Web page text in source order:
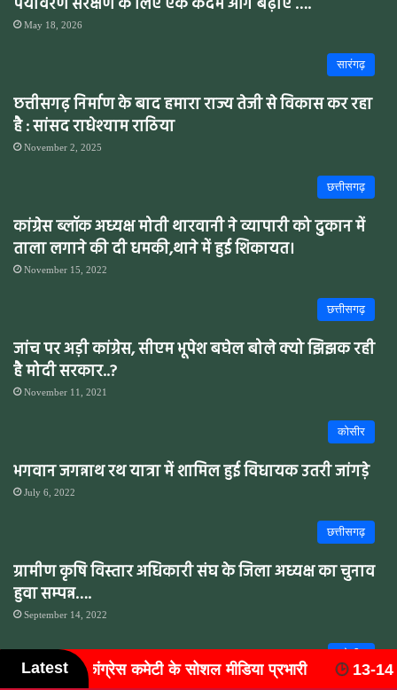
May 18, 2026
सारंगढ़
छत्तीसगढ़ निर्माण के बाद हमारा राज्य तेजी से विकास कर रहा
है : सांसद राधेश्याम राठिया
November 2, 2025
छत्तीसगढ़
कांग्रेस ब्लॉक अध्यक्ष मोती थारवानी ने व्यापारी को दुकान में
ताला लगाने की दी धमकी,थाने में हुई शिकायत।
November 15, 2022
छत्तीसगढ़
जांच पर अड़ी कांग्रेस, सीएम भूपेश बघेल बोले क्यो झिझक रही
है मोदी सरकार..?
November 11, 2021
कोसीर
भगवान जगन्नाथ रथ यात्रा में शामिल हुई विधायक उतरी जांगड़े
July 6, 2022
छत्तीसगढ़
ग्रामीण कृषि विस्तार अधिकारी संघ के जिला अध्यक्ष का चुनाव
हुवा सम्पन्न….
September 14, 2022
Latest
प्रभारी 13-14 मार्च 2027 को आयोजित होगा 'राष्ट्रीय